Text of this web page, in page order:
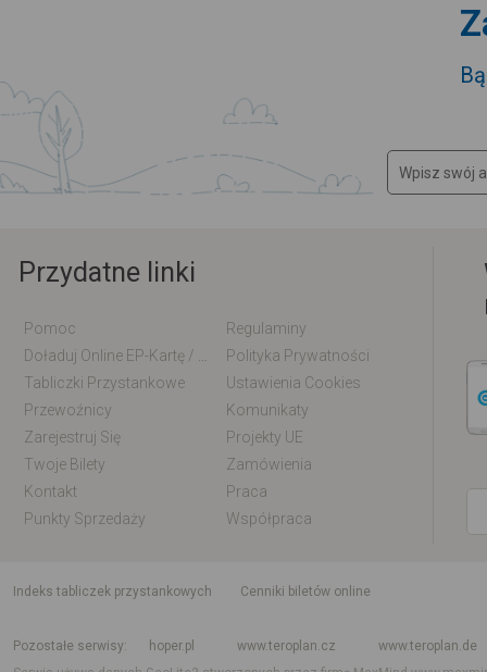
Przydatne linki
Pomoc
Regulaminy
Polityka Prywatności
Tabliczki Przystankowe
Ustawienia Cookies
Przewoźnicy
Komunikaty
Zarejestruj Się
Projekty UE
Twoje Bilety
Zamówienia
Kontakt
Praca
Punkty Sprzedaży
Współpraca
indeks tabliczek przystankowych
Cenniki biletów online
Pozostałe serwisy
hoper.pl www.teroplan.cz
www.teroplan.de